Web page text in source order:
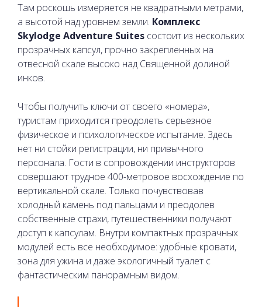
Там роскошь измеряется не квадратными метрами,
а высотой над уровнем земли. Комплекс
Skylodge Adventure Suites состоит из нескольких
прозрачных капсул, прочно закрепленных на
отвесной скале высоко над Священной долиной
инков.
Чтобы получить ключи от своего «номера»,
туристам приходится преодолеть серьезное
физическое и психологическое испытание. Здесь
нет ни стойки регистрации, ни привычного
персонала. Гости в сопровождении инструкторов
совершают трудное 400-метровое восхождение по
вертикальной скале. Только почувствовав
холодный камень под пальцами и преодолев
собственные страхи, путешественники получают
доступ к капсулам. Внутри компактных прозрачных
модулей есть все необходимое: удобные кровати,
зона для ужина и даже экологичный туалет с
фантастическим панорамным видом.